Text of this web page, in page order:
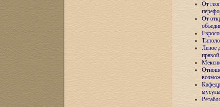
От
От
Левое